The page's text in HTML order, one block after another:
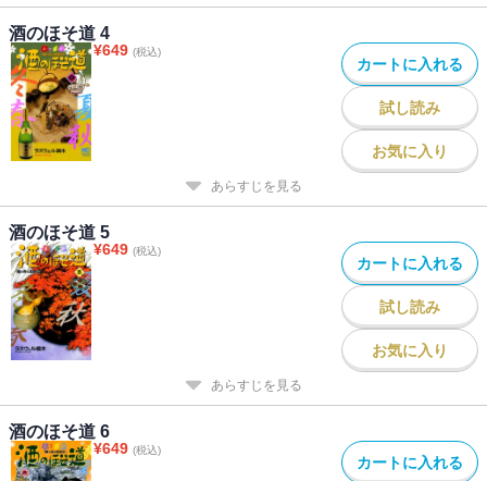
酒のほそ道 4
¥649 (税込)
カートに入れる
試し読み
お気に入り
あらすじを見る
酒のほそ道 5
¥649 (税込)
カートに入れる
試し読み
お気に入り
あらすじを見る
酒のほそ道 6
¥649 (税込)
カートに入れる